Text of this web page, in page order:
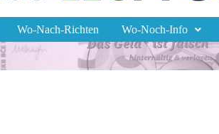
Wo-Nach-Richten Wo-Noch-Info